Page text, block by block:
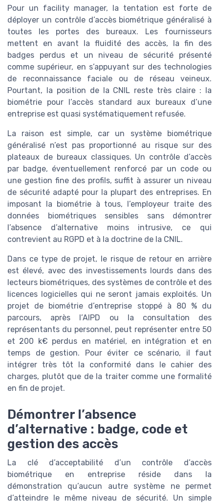
Pour un facility manager, la tentation est forte de
déployer un contrôle d’accès biométrique généralisé à
toutes les portes des bureaux. Les fournisseurs
mettent en avant la fluidité des accès, la fin des
badges perdus et un niveau de sécurité présenté
comme supérieur, en s’appuyant sur des technologies
de reconnaissance faciale ou de réseau veineux.
Pourtant, la position de la CNIL reste très claire : la
biométrie pour l’accès standard aux bureaux d’une
entreprise est quasi systématiquement refusée.
La raison est simple, car un système biométrique
généralisé n’est pas proportionné au risque sur des
plateaux de bureaux classiques. Un contrôle d’accès
par badge, éventuellement renforcé par un code ou
une gestion fine des profils, suffit à assurer un niveau
de sécurité adapté pour la plupart des entreprises. En
imposant la biométrie à tous, l’employeur traite des
données biométriques sensibles sans démontrer
l’absence d’alternative moins intrusive, ce qui
contrevient au RGPD et à la doctrine de la CNIL.
Dans ce type de projet, le risque de retour en arrière
est élevé, avec des investissements lourds dans des
lecteurs biométriques, des systèmes de contrôle et des
licences logicielles qui ne seront jamais exploités. Un
projet de biométrie d’entreprise stoppé à 80 % du
parcours, après l’AIPD ou la consultation des
représentants du personnel, peut représenter entre 50
et 200 k€ perdus en matériel, en intégration et en
temps de gestion. Pour éviter ce scénario, il faut
intégrer très tôt la conformité dans le cahier des
charges, plutôt que de la traiter comme une formalité
en fin de projet.
Démontrer l’absence
d’alternative : badge, code et
gestion des accès
La clé d’acceptabilité d’un contrôle d’accès
biométrique en entreprise réside dans la
démonstration qu’aucun autre système ne permet
d’atteindre le même niveau de sécurité. Un simple